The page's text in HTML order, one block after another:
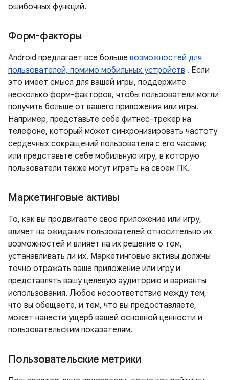
ошибочных функций.
Форм-факторы
Android предлагает все больше возможностей для
пользователей, помимо мобильных устройств . Если
это имеет смысл для вашей игры, поддержите
несколько форм-факторов, чтобы пользователи могли
получить больше от вашего приложения или игры.
Например, представьте себе фитнес-трекер на
телефоне, который может синхронизировать частоту
сердечных сокращений пользователя с его часами;
или представьте себе мобильную игру, в которую
пользователи также могут играть на своем ПК.
Маркетинговые активы
То, как вы продвигаете свое приложение или игру,
влияет на ожидания пользователей относительно их
возможностей и влияет на их решение о том,
устанавливать ли их. Маркетинговые активы должны
точно отражать ваше приложение или игру и
представлять вашу целевую аудиторию и варианты
использования. Любое несоответствие между тем,
что вы обещаете, и тем, что вы предоставляете,
может нанести ущерб вашей основной ценности и
пользовательским показателям.
Пользовательские метрики